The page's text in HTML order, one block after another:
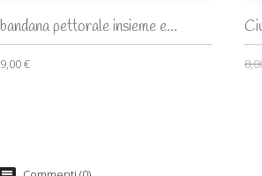
bandana pettorale insieme e...
9,00 €